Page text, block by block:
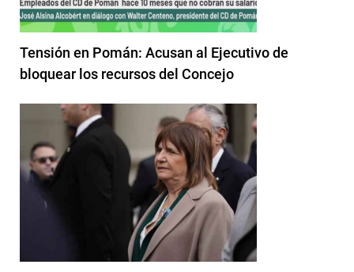
Tensión en Pomán: Acusan al Ejecutivo de
bloquear los recursos del Concejo